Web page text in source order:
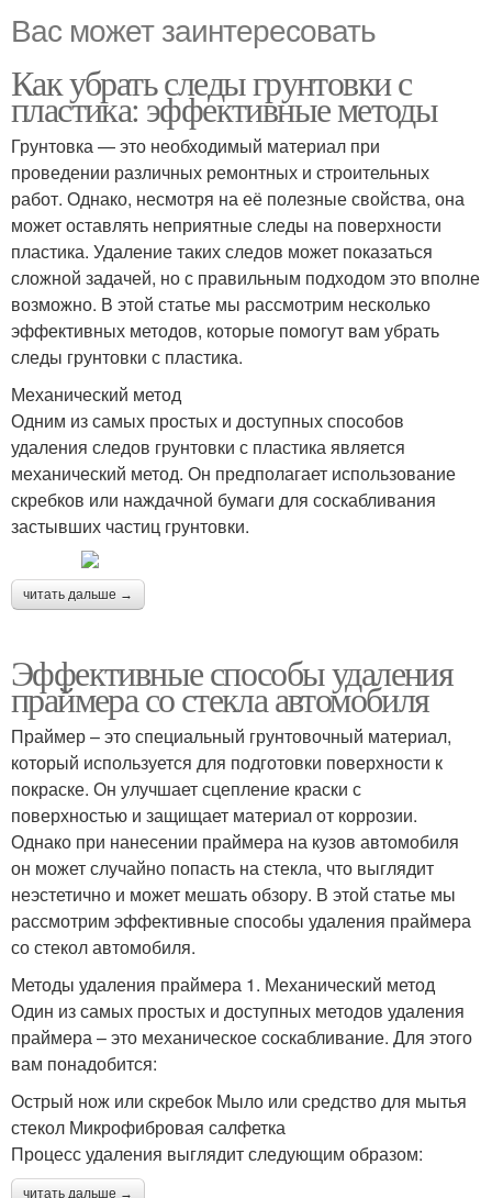
Вас может заинтересовать
Как убрать следы грунтовки с
пластика: эффективные методы
Грунтовка — это необходимый материал при
проведении различных ремонтных и строительных
работ. Однако, несмотря на её полезные свойства, она
может оставлять неприятные следы на поверхности
пластика. Удаление таких следов может показаться
сложной задачей, но с правильным подходом это вполне
возможно. В этой статье мы рассмотрим несколько
эффективных методов, которые помогут вам убрать
следы грунтовки с пластика.
Механический метод
Одним из самых простых и доступных способов
удаления следов грунтовки с пластика является
механический метод. Он предполагает использование
скребков или наждачной бумаги для соскабливания
застывших частиц грунтовки.
читать дальше →
Эффективные способы удаления
праймера со стекла автомобиля
Праймер – это специальный грунтовочный материал,
который используется для подготовки поверхности к
покраске. Он улучшает сцепление краски с
поверхностью и защищает материал от коррозии.
Однако при нанесении праймера на кузов автомобиля
он может случайно попасть на стекла, что выглядит
неэстетично и может мешать обзору. В этой статье мы
рассмотрим эффективные способы удаления праймера
со стекол автомобиля.
Методы удаления праймера 1. Механический метод
Один из самых простых и доступных методов удаления
праймера – это механическое соскабливание. Для этого
вам понадобится:
Острый нож или скребок Мыло или средство для мытья
стекол Микрофибровая салфетка
Процесс удаления выглядит следующим образом:
читать дальше →